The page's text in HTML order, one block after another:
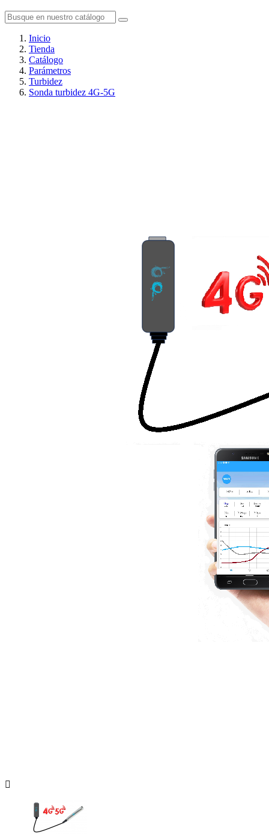
Inicio
Tienda
Catálogo
Parámetros
Turbidez
Sonda turbidez 4G-5G
